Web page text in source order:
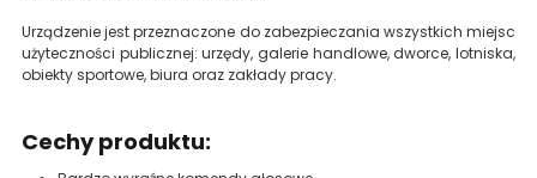
Urządzenie jest przeznaczone do zabezpieczania wszystkich miejsc
użyteczności publicznej: urzędy, galerie handlowe, dworce, lotniska,
obiekty sportowe, biura oraz zakłady pracy.
Cechy produktu: